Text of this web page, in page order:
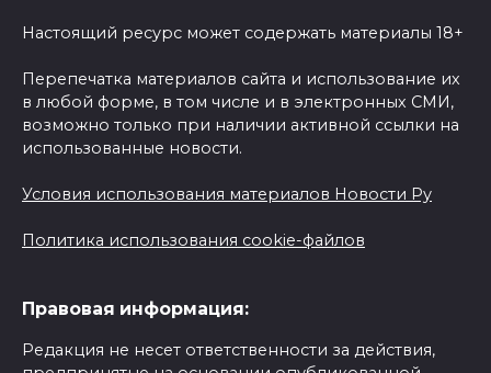
Настоящий ресурс может содержать материалы 18+
Перепечатка материалов сайта и использование их
в любой форме, в том числе и в электронных СМИ,
возможно только при наличии активной ссылки на
использованные новости.
Условия использования материалов Новости Ру
Политика использования cookie-файлов
Правовая информация:
Редакция не несет ответственности за действия,